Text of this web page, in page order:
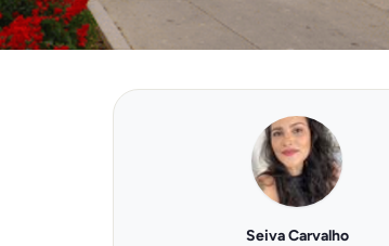
Seiva Carvalho